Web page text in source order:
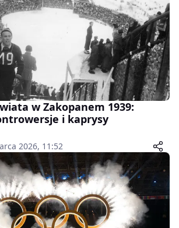
w Zakopanem 1939:
i kaprysy
2026, 11:52